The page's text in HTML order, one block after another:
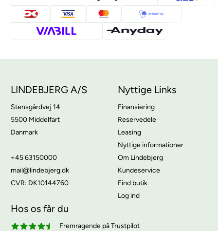
LINDEBJERG A/S
Stensgårdvej 14
5500 Middelfart
Danmark
+45 63150000
mail@lindebjerg.dk
CVR: DK10144760
Nyttige Links
Finansiering
Reservedele
Leasing
Nyttige informationer
Om Lindebjerg
Kundeservice
Find butik
Log ind
Hos os får du
Fremragende på Trustpilot